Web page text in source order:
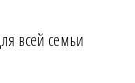
всей семьи